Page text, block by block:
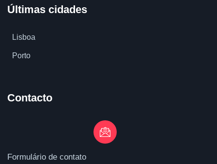
Últimas cidades
Lisboa
Porto
Contacto
Formulário de contato